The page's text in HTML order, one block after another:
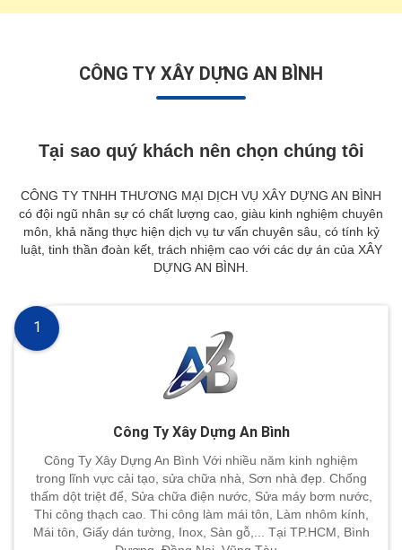
CÔNG TY XÂY DỰNG AN BÌNH
Tại sao quý khách nên chọn chúng tôi
CÔNG TY TNHH THƯƠNG MẠI DỊCH VỤ XÂY DỰNG AN BÌNH
có đội ngũ nhân sự có chất lượng cao, giàu kinh nghiệm chuyên
môn, khả năng thực hiện dịch vụ tư vấn chuyên sâu, có tính kỷ
luật, tinh thần đoàn kết, trách nhiệm cao với các dự án của XÂY
DỰNG AN BÌNH.
Công Ty Xây Dựng An Bình
Công Ty Xây Dựng An Bình Với nhiều năm kinh nghiệm
trong lĩnh vực cải tạo, sửa chữa nhà, Sơn nhà đẹp. Chống
thấm dột triệt để, Sửa chữa điện nước, Sửa máy bơm nước,
Thi công thạch cao. Thi công làm mái tôn, Làm nhôm kính,
Mái tôn, Giấy dán tường, Inox, Sàn gỗ,... Tại TP.HCM, Bình
1